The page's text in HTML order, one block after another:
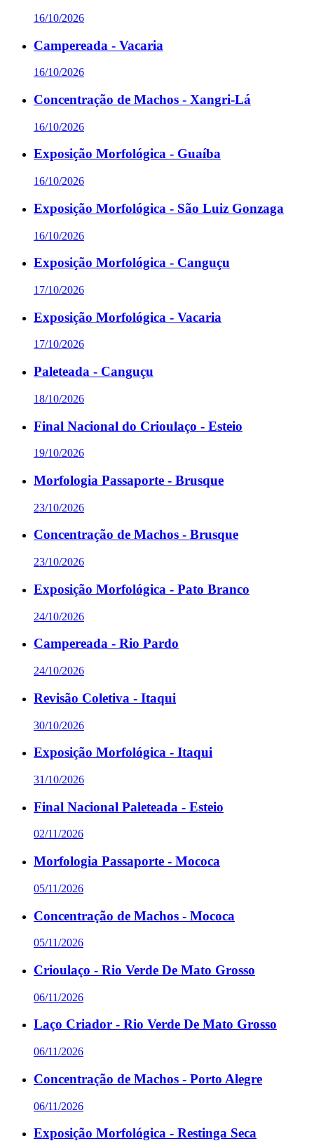
16/10/2026
Campereada - Vacaria
16/10/2026
Concentração de Machos - Xangri-Lá
16/10/2026
Exposição Morfológica - Guaíba
16/10/2026
Exposição Morfológica - São Luiz Gonzaga
16/10/2026
Exposição Morfológica - Canguçu
17/10/2026
Exposição Morfológica - Vacaria
17/10/2026
Paleteada - Canguçu
18/10/2026
Final Nacional do Crioulaço - Esteio
19/10/2026
Morfologia Passaporte - Brusque
23/10/2026
Concentração de Machos - Brusque
23/10/2026
Exposição Morfológica - Pato Branco
24/10/2026
Campereada - Rio Pardo
24/10/2026
Revisão Coletiva - Itaqui
30/10/2026
Exposição Morfológica - Itaqui
31/10/2026
Final Nacional Paleteada - Esteio
02/11/2026
Morfologia Passaporte - Mococa
05/11/2026
Concentração de Machos - Mococa
05/11/2026
Crioulaço - Rio Verde De Mato Grosso
06/11/2026
Laço Criador - Rio Verde De Mato Grosso
06/11/2026
Concentração de Machos - Porto Alegre
06/11/2026
Exposição Morfológica - Restinga Seca